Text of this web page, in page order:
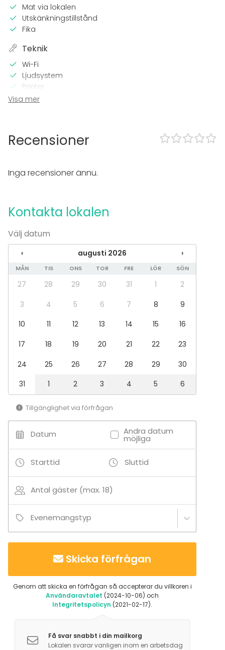
Mat via lokalen
Utskänkningstillstånd
Fika
Teknik
Wi-Fi
Ljudsystem
Printer
Projektor / Skärm
Whiteboard / Blädderblock
Servis
Evenemang
Middag / Lunch
Konferens
Julbord / Julfest
Företagsevent
Företagsfest
Team building / Kick Off
Styrelserum
Tilläggsuppgifter om aktiviteter
Vi erbjuder visningar av våra utställningar och
workshops. Läs mer här:
http://www.varldskulturmuseerna.se/varldskulturmus
eet/om-museet1/konferens-och-event/workshops/
Visa mer
Recensioner
Inga recensioner ännu.
Kontakta lokalen
Välj datum
‹ augusti 2026 ›
MÅN TIS ONS TOR FRE LÖR SÖN
27 28 29 30 31 1
2
3
4 5 6 7 8
9
10
11 12 13 14 15
16
17
18 19 20 21 22
23
24
25 26 27 28 29
30
31
1 2 3 4 5 6
Tillgänglighet via förfrågan
Datum Andra datum
möjliga
Starttid Sluttid
Antal gäster (max. 18)
Evenemangstyp
Skicka förfrågan
Genom att skicka en förfrågan så accepterar du villkoren i
Användaravtalet (2024-10-06) och
Integritetspolicyn (2021-02-17).
Få svar snabbt i din mailkorg
Lokalen svarar vanligen inom en arbetsdag